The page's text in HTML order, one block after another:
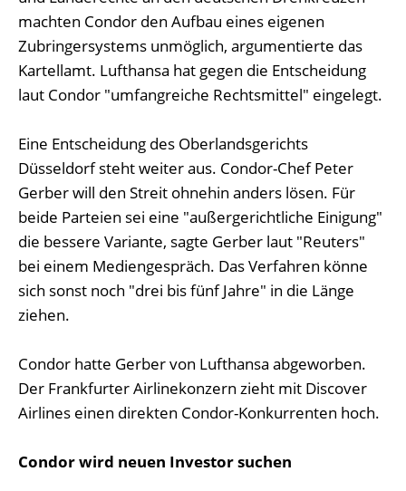
machten Condor den Aufbau eines eigenen
Zubringersystems unmöglich, argumentierte das
Kartellamt. Lufthansa hat gegen die Entscheidung
laut Condor "umfangreiche Rechtsmittel" eingelegt.
Eine Entscheidung des Oberlandsgerichts
Düsseldorf steht weiter aus. Condor-Chef Peter
Gerber will den Streit ohnehin anders lösen. Für
beide Parteien sei eine "außergerichtliche Einigung"
die bessere Variante, sagte Gerber laut "Reuters"
bei einem Mediengespräch. Das Verfahren könne
sich sonst noch "drei bis fünf Jahre" in die Länge
ziehen.
Condor hatte Gerber von Lufthansa abgeworben.
Der Frankfurter Airlinekonzern zieht mit Discover
Airlines einen direkten Condor-Konkurrenten hoch.
Condor wird neuen Investor suchen